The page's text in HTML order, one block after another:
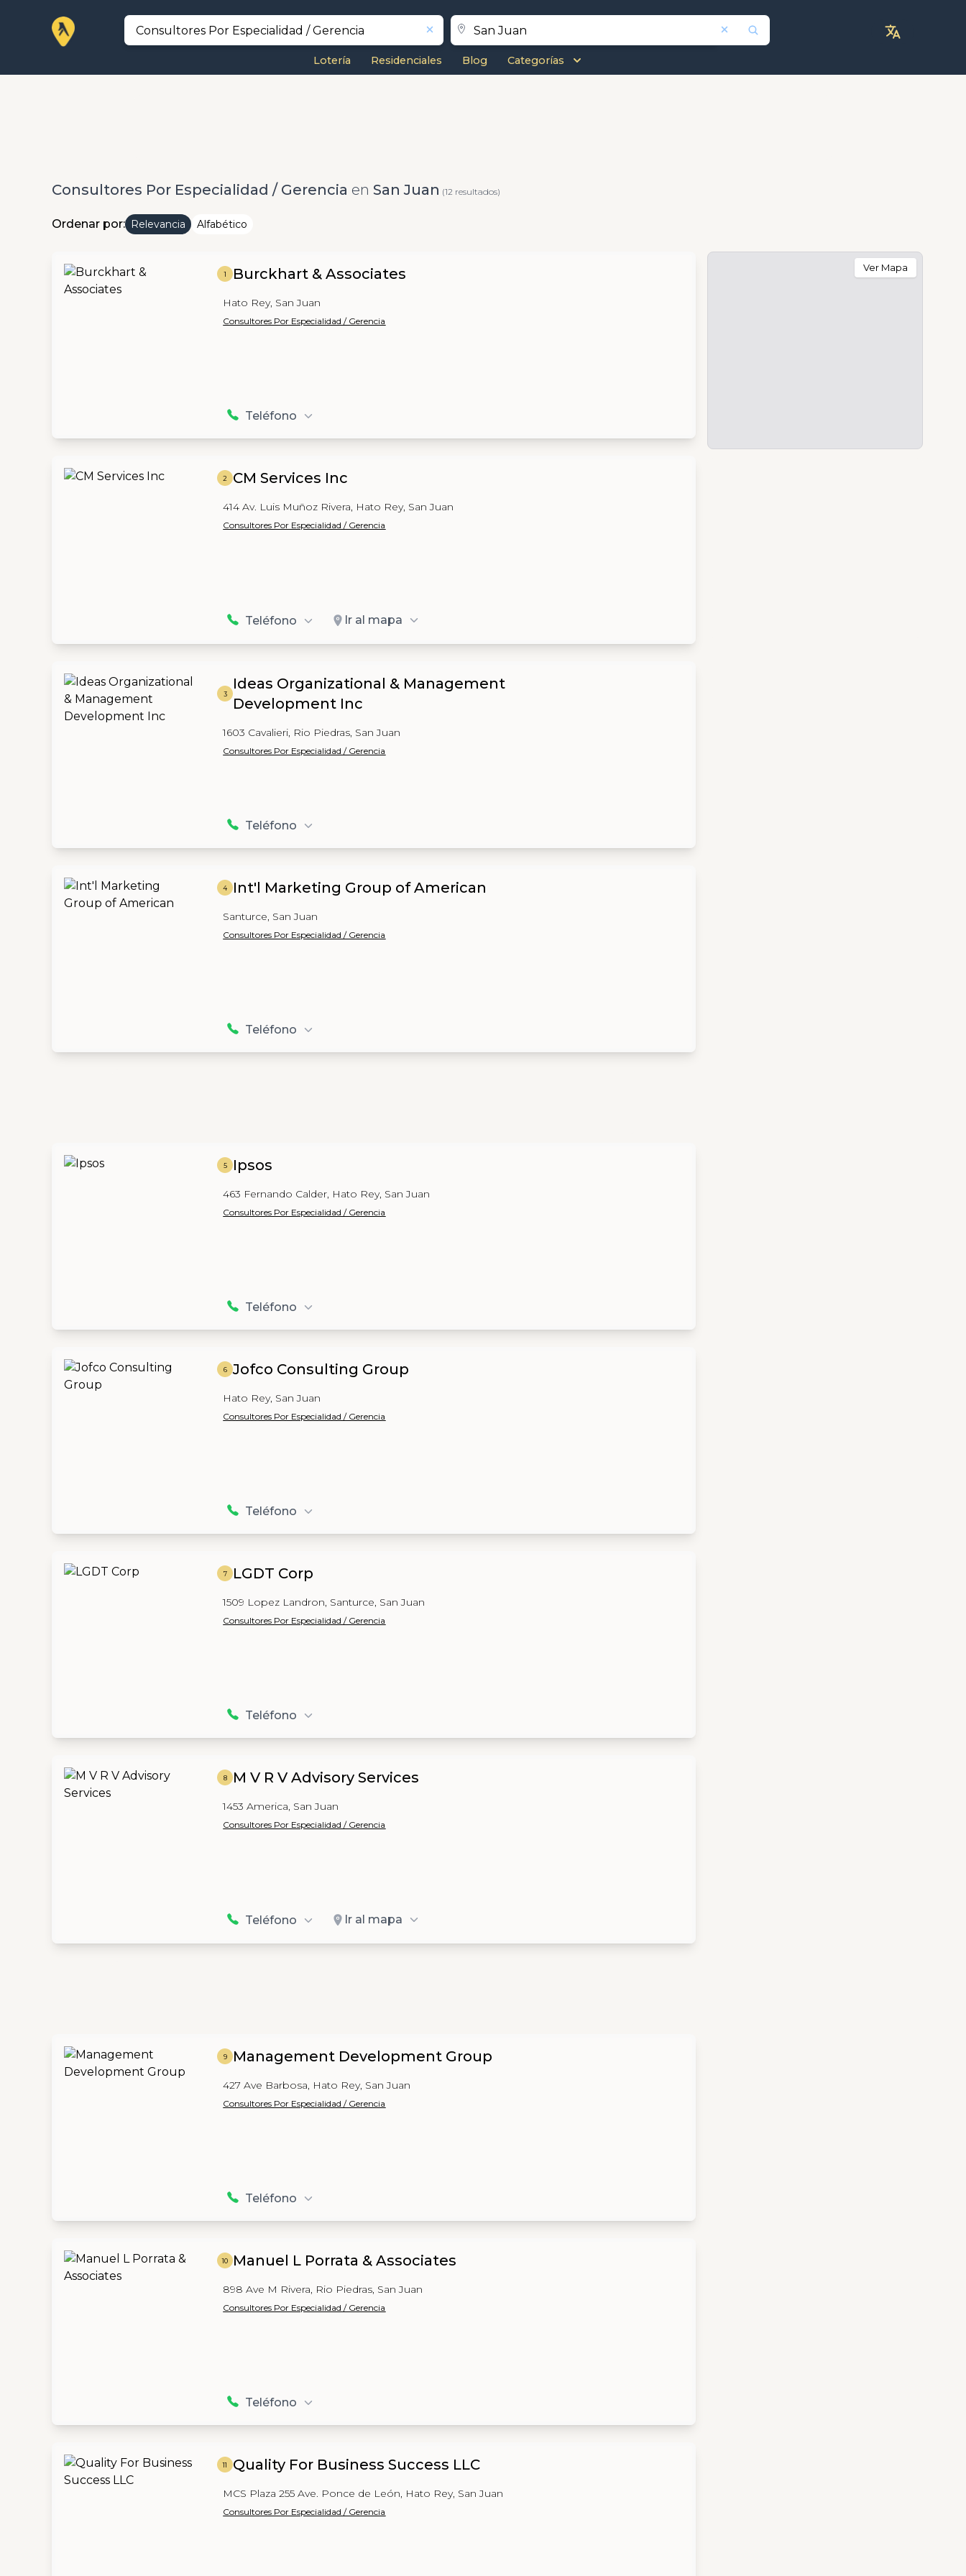
Lotería Residenciales Blog Categorías
Consultores Por Especialidad / Gerencia en San Juan (12 resultados)
Ordenar por: Relevancia Alfabético
1 Burckhart & Associates
Hato Rey, San Juan
Consultores Por Especialidad / Gerencia
Teléfono
2 CM Services Inc
414 Av. Luis Muñoz Rivera, Hato Rey, San Juan
Consultores Por Especialidad / Gerencia
Teléfono Ir al mapa
3
Ideas Organizational & Management
Development Inc
1603 Cavalieri, Rio Piedras, San Juan
Consultores Por Especialidad / Gerencia
Teléfono
4 Int'l Marketing Group of American
Santurce, San Juan
Consultores Por Especialidad / Gerencia
Teléfono
5 Ipsos
463 Fernando Calder, Hato Rey, San Juan
Consultores Por Especialidad / Gerencia
Teléfono
6 Jofco Consulting Group
Hato Rey, San Juan
Consultores Por Especialidad / Gerencia
Teléfono
7 LGDT Corp
1509 Lopez Landron, Santurce, San Juan
Consultores Por Especialidad / Gerencia
Teléfono
8 M V R V Advisory Services
1453 America, San Juan
Consultores Por Especialidad / Gerencia
Teléfono Ir al mapa
9 Management Development Group
427 Ave Barbosa, Hato Rey, San Juan
Consultores Por Especialidad / Gerencia
Teléfono
10 Manuel L Porrata & Associates
898 Ave M Rivera, Rio Piedras, San Juan
Consultores Por Especialidad / Gerencia
Teléfono
11 Quality For Business Success LLC
MCS Plaza 255 Ave. Ponce de León, Hato Rey, San Juan
Consultores Por Especialidad / Gerencia
Ver Mapa